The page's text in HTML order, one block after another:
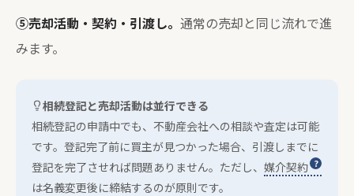
⑤売却活動・契約・引渡し。 通常の売却と同じ流れで進
みます。
相続登記と売却活動は並行できる
相続登記の申請中でも、不動産会社への相談や査定は可能
です。登記完了前に買主が見つかった場合、引渡しまでに
登記を完了させれば問題ありません。ただし、 媒介契約
は名義変更後に締結するのが原則です。